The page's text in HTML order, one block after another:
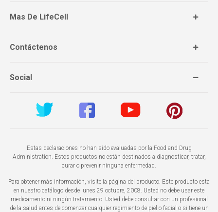
Mas De LifeCell
Contáctenos
Social
Estas declaraciones no han sido evaluadas por la Food and Drug
Administration. Estos productos no están destinados a diagnosticar, tratar,
curar o prevenir ninguna enfermedad.
Para obtener más información, visite la página del producto. Este producto esta
en nuestro catálogo desde lunes 29 octubre, 2008. Usted no debe usar este
medicamento ni ningún tratamiento. Usted debe consultar con un profesional
de la salud antes de comenzar cualquier regimiento de piel o facial o si tiene un